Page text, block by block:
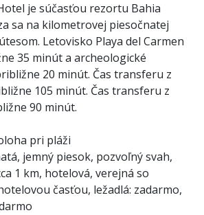
je súčasťou rezortu Bahia
sa na kilometrovej piesočnatej
Letovisko Playa del Carmen
35 minút a archeologické
20 minút. Čas transferu z
105 minút. Čas transferu z
90 minút.
pri pláži
jemný piesok, pozvoľný svah,
1 km, hotelová, verejná so
časťou, ležadlá: zadarmo,